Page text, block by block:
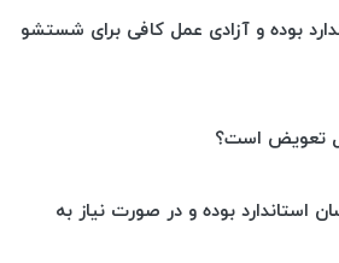
بوده و آزادی عمل کافی برای شستشو
تعویض است؟
استاندارد بوده و در صورت نیاز به